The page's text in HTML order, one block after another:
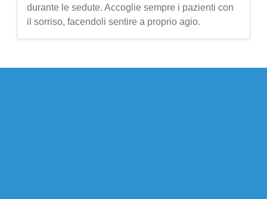
durante le sedute. Accoglie sempre i pazienti con
il sorriso, facendoli sentire a proprio agio.